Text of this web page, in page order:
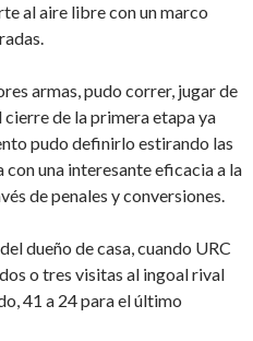
al aire libre con un marco
armas, pudo correr, jugar de
de la primera etapa ya
pudo definirlo estirando las
una interesante eficacia a la
de penales y conversiones.
dueño de casa, cuando URC
o tres visitas al ingoal rival
41 a 24 para el último